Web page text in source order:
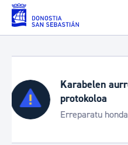
Eduki nagusira joan